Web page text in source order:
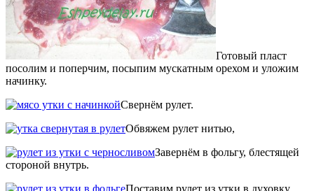
Готовый пласт
посолим и поперчим, посыпим мускатным орехом и уложим
начинку.
Свернём рулет.
Обвяжем рулет нитью,
Завернём в фольгу, блестящей
стороной внутрь.
Поставим рулет из утки в духовку